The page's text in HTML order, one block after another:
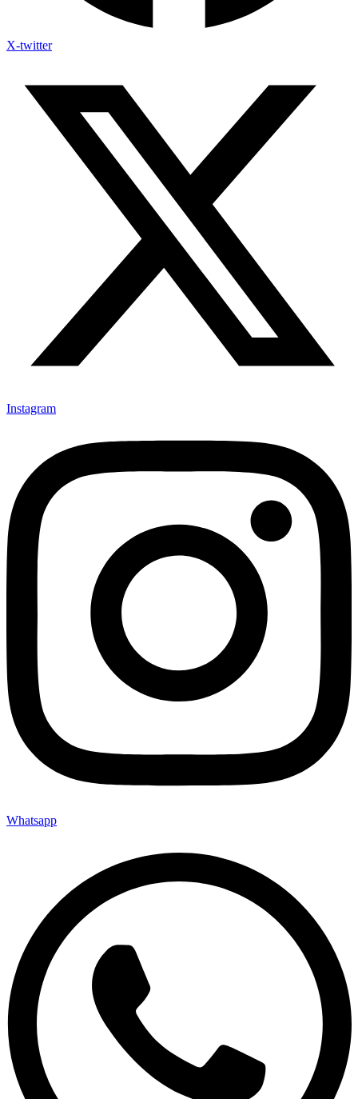
X-twitter
Instagram
Whatsapp